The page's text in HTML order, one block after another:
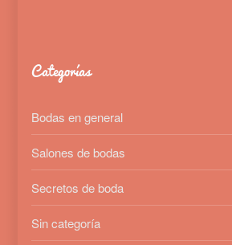
Categorías
Bodas en general
Salones de bodas
Secretos de boda
Sin categoría